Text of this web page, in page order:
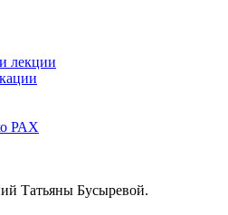
лекции
РАХ
Татьяны Бусыревой.